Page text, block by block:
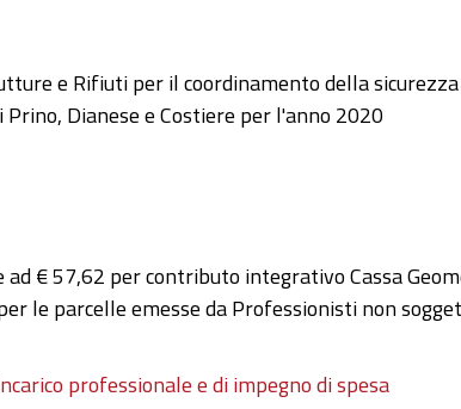
e Rifiuti per il coordinamento della
Dianese e Costiere per l'anno 2020
€ 57,62 per contributo integrativo Cassa
le parcelle emesse da Professionisti non
professionale e di impegno di spesa